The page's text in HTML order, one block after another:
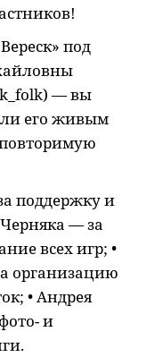
под
— вы
его живым
поддержку и
— за
всех игр; •
организацию
• Андрея
и